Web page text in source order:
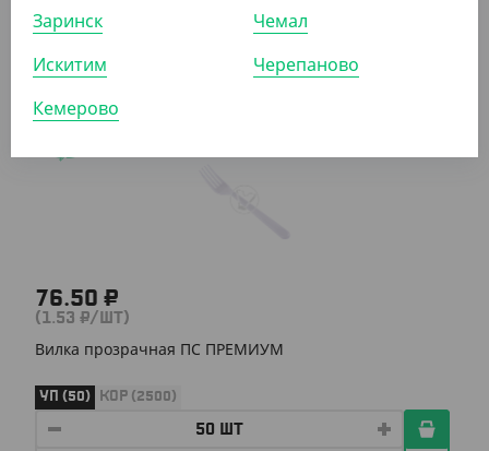
УП (50) КОР (1000)
АРТ. 1301914
76.50 ₽
(1.53 ₽/ШТ)
Вилка прозрачная ПС ПРЕМИУМ
УП (50) КОР (2500)
Заринск
Искитим
Кемерово
Чемал
Черепаново